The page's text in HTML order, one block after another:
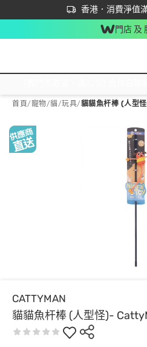
香港．消費淨值
立即成為易賞錢
首次APP下單買滿$450
門店 及
首頁/寵物/貓/玩具/貓貓魚杆棒 (人型
CATTYMAN
貓貓魚杆棒 (人型怪)-